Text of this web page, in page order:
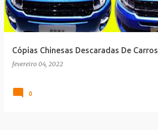
a
Cópias Chinesas Descaradas De Carros
fevereiro 04, 2022
0